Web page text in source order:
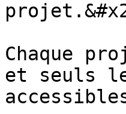
Chaque
et seuls